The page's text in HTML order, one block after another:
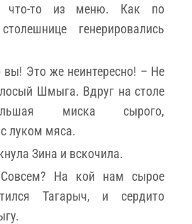
что-то из меню. Как по
генерировались
вы! Это же неинтересно! – Не
Шмыга. Вдруг на столе
миска сырого,
луком мяса.
Зина и вскочила.
На кой нам сырое
Тагарыч, и сердито